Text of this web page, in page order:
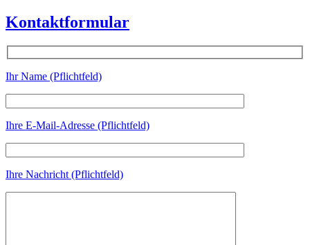
Kontaktformular
Ihr Name (Pflichtfeld)
Ihre E-Mail-Adresse (Pflichtfeld)
Ihre Nachricht (Pflichtfeld)